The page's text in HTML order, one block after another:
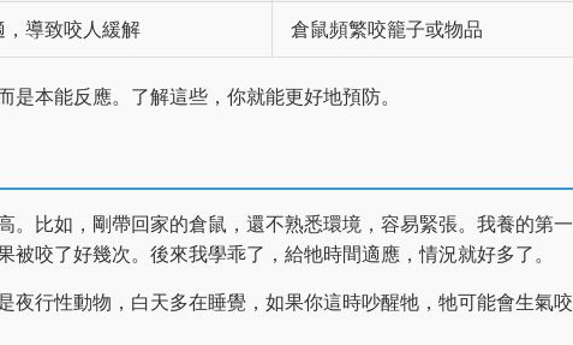
導致咬人緩解 倉鼠頻繁咬籠子或物品
本能反應。了解這些，你就能更好地預防。
。比如，剛帶回家的倉鼠，還不熟悉環境，容易緊張。我養的第一
咬了好幾次。後來我學乖了，給牠時間適應，情況就好多了。
夜行性動物，白天多在睡覺，如果你這時吵醒牠，牠可能會生氣咬